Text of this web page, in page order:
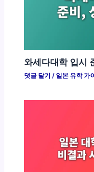
와세다대학 입시
댓글 달기 / 일본 유학 가